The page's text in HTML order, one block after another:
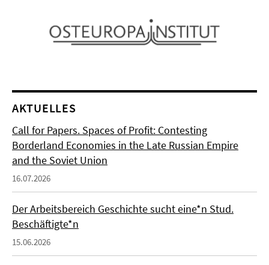
AKTUELLES
Call for Papers. Spaces of Profit: Contesting
Borderland Economies in the Late Russian Empire
and the Soviet Union
16.07.2026
Der Arbeitsbereich Geschichte sucht eine*n Stud.
Beschäftigte*n
15.06.2026